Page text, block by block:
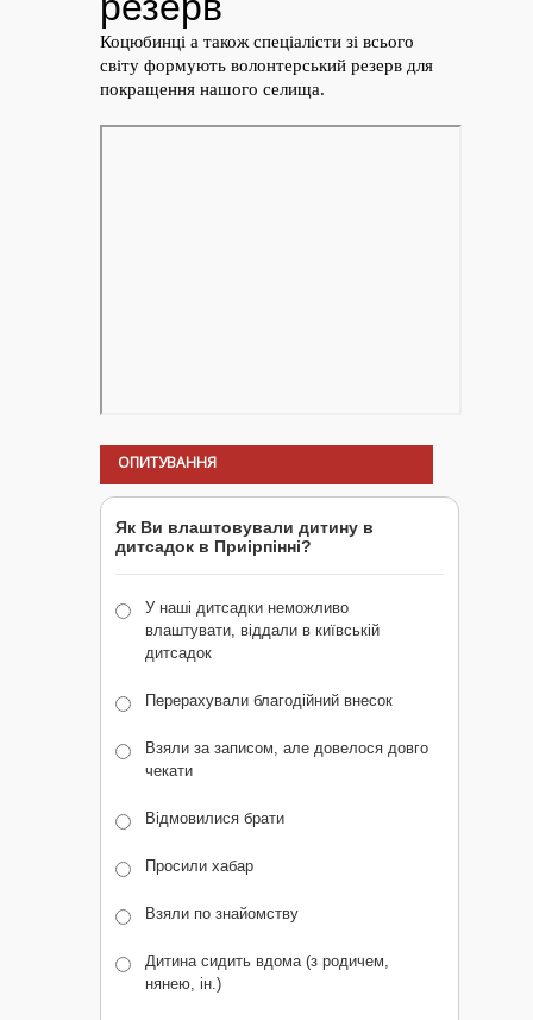
ОПИТУВАННЯ
Як Ви влаштовували дитину в
дитсадок в Приірпінні?
У наші дитсадки неможливо
влаштувати, віддали в київській
дитсадок
Перерахували благодійний внесок
Взяли за записом, але довелося довго
чекати
Відмовилися брати
Просили хабар
Взяли по знайомству
Дитина сидить вдома (з родичем,
нянею, ін.)